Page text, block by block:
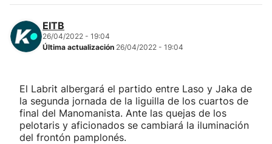
Atletismo
Carreras de montaña
Más deportes
"Helmuga"
EITB
26/04/2022 - 19:04
Última actualización 26/04/2022 - 19:04
El Labrit albergará el partido entre Laso y Jaka de
la segunda jornada de la liguilla de los cuartos de
final del Manomanista. Ante las quejas de los
pelotaris y aficionados se cambiará la iluminación
del frontón pamplonés.